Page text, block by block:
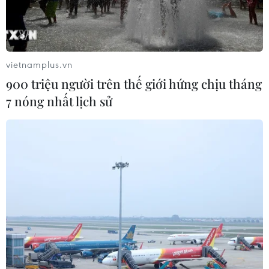
07/06/2026 15:13
Israel tuyên bố sẽ sớm kiểm
soát 70% Dải Gaza, cảnh báo
cứng rắn với phong trào
Hamas
này sẽ "sớm" kiểm soát 70% Dải Gaza, bất chấp lệnh ngừng
bắn đang được duy trì trong tình trạng mong manh.
Theo dõi VietnamPlus
vietnamplus.vn
900 triệu người trên thế giới hứng chịu tháng
7 nóng nhất lịch sử